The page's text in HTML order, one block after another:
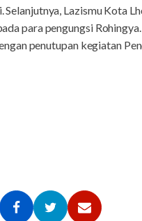
Lazismu Kota
para pengungsi
penutupan kegiatan